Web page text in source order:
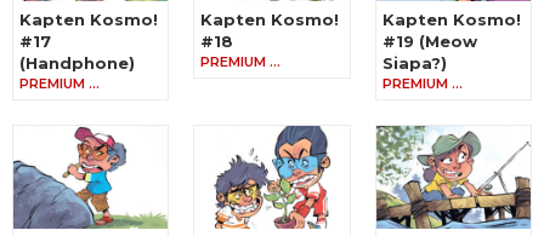
Kapten Kosmo!
#17
(Handphone)
PREMIUM …
Kapten Kosmo!
#18
PREMIUM …
Kapten Kosmo!
#19 (Meow
Siapa?)
PREMIUM …